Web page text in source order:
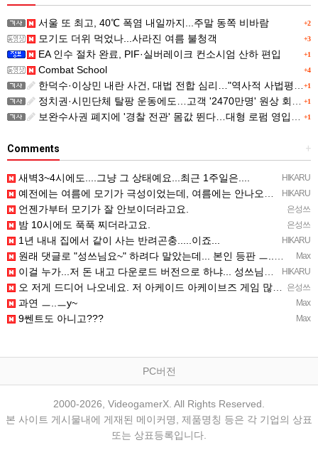
+2
서울 또 최고, 40℃ 폭염 내일까지...주말 동쪽 비바람
+3
모기도 더위 먹었나...사라진 여름 불청객
+1
EA 인수 절차 완료, PIF·실버레이크 컨소시엄 산하 편입
+4
Combat School
+1
한덕수·이상민 내란 사건, 대법 전합 심리…"역사적 사법평가"(종합)
+1
정치권·시민단체 탈팡 운동에도…고객 '2470만명' 원상 회복, "고물가에 돌팡"
+1
보완수사권 폐지에 '경찰 전관' 몸값 뛴다…대형 로펌 영입전쟁
+
Comments
HIKARU
새벽3~4시에도....그냥 그 상태예요...최근 1주일은....
HIKARU
예전에는 여름에 모기가 극성이었는데, 여름에는 안나오는 것 같은.....ㅎ ㅎ)
은성쓰
언젠가부터 모기가 잘 안보이더라고요.
은성쓰
밤 10시에도 푹푹 찌더라고요.
HIKARU
1년 내내 집에서 같이 사는 반려곤충.....이죠...
Max
원래 댓글로 "성쓰님요~" 하려다 말았는데... 본인 등판 ㅡ..ㅡy~
HIKARU
이걸 누가...저 돈 내고 다운로드 버전으로 하냐... 성쓰님이 계셨다!!!...
은성쓰
오 저게 드디어 나오네요. 저 아케이드 아케이브즈 게임 많이 샀는데요 ㅎㅎㅎ
Max
과연 ㅡ..ㅡy~
Max
9쎈트도 아니고???
PC버전
2000-2026, VideogamerX. All Rights Reserved.
본 사이트 게시물내에 게재된 메이커명, 제품명칭 등은 각 기업의 상표
또는 상표등록입니다.